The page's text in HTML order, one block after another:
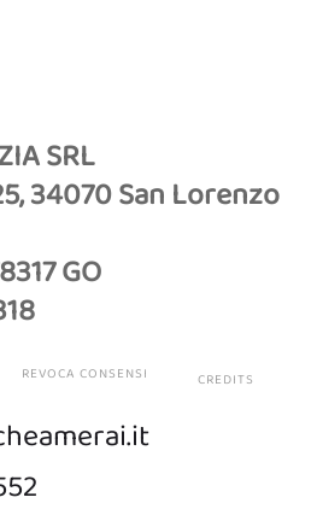
SRL
34070 San Lorenzo
GO
REVOCA CONSENSI CREDITS